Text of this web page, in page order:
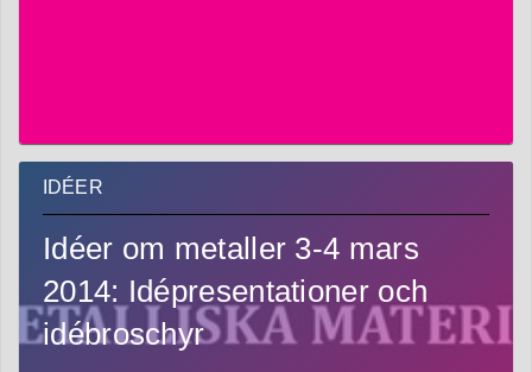
IDÉER
Idéer om metaller 3-4 mars
2014: Idépresentationer och
idébroschyr